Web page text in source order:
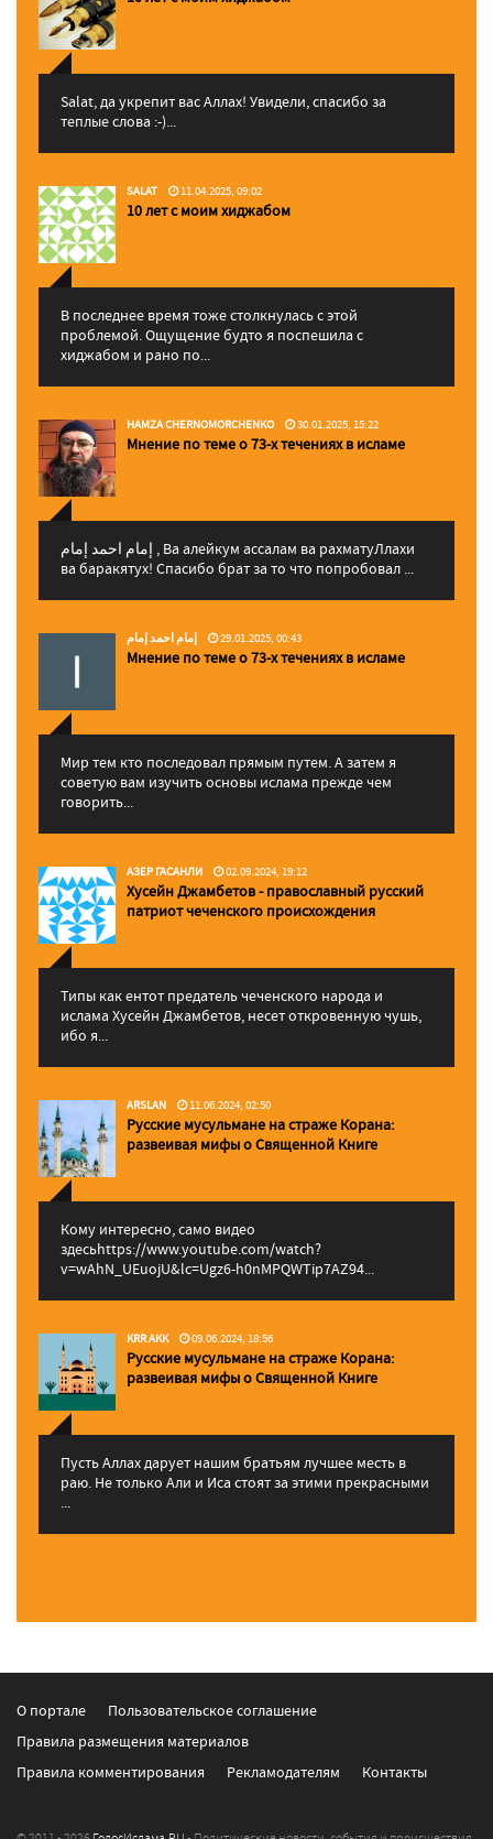
Salat, да укрепит вас Аллаx! Увидели, спасибо за
теплые слова :-)...
SALAT 11.04.2025, 09:02
10 лет с моим хиджабом
В последнее время тоже столкнулась с этой
проблемой. Ощущение будто я поспешила с
хиджабом и рано по...
HAMZA CHERNOMORCHENKO 30.01.2025, 15:22
Мнение по теме о 73-х течениях в исламе
إمام احمد إمام , Ва алейкум ассалам ва рахматуЛлахи
ва баракятух! Спасибо брат за то что попробовал ...
إمام احمد إمام 29.01.2025, 00:43
Мнение по теме о 73-х течениях в исламе
Мир тем кто последовал прямым путем. А затем я
советую вам изучить основы ислама прежде чем
говорить...
АЗЕР ГАСАНЛИ 02.09.2024, 19:12
Хусейн Джамбетов - православный русский
патриот чеченского происхождения
Типы как ентот предатель чеченского народа и
ислама Хусейн Джамбетов, несет откровенную чушь,
ибо я...
ARSLAN 11.06.2024, 02:50
Русские мусульмане на страже Корана:
pазвеивая мифы о Священной Книге
Кому интересно, само видео
здесьhttps://www.youtube.com/watch?
v=wAhN_UEuojU&lc=Ugz6-h0nMPQWTip7AZ94...
KRR AKK 09.06.2024, 18:56
Русские мусульмане на страже Корана:
pазвеивая мифы о Священной Книге
Пусть Аллах дарует нашим братьям лучшее месть в
раю. Не только Али и Иса стоят за этими прекрасными
...
О портале
Пользовательское соглашение
Правила размещения материалов
Правила комментирования
Рекламодателям Контакты